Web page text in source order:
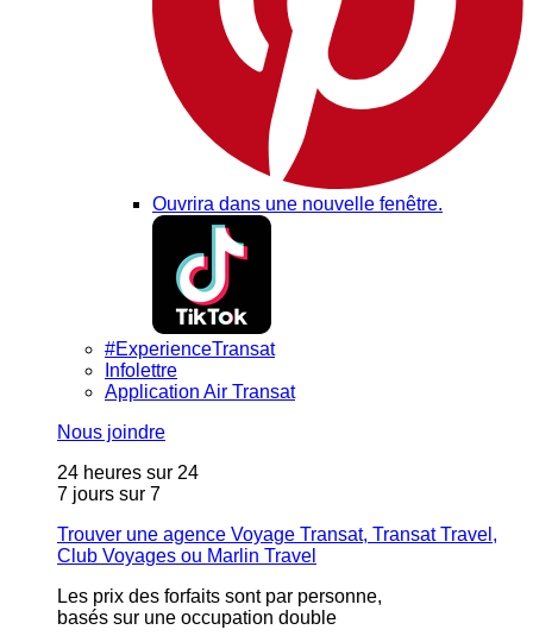
Ouvrira dans une nouvelle fenêtre.
#ExperienceTransat
Infolettre
Application Air Transat
Nous joindre
24 heures sur 24
7 jours sur 7
Trouver une agence Voyage Transat, Transat Travel,
Club Voyages ou Marlin Travel
Les prix des forfaits sont par personne,
basés sur une occupation double